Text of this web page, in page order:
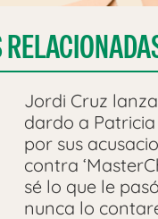
Jordi Cruz
dardo a
por sus
contra
sé lo que le
nunca lo